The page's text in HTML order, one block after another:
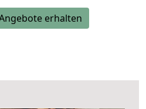
erhalten